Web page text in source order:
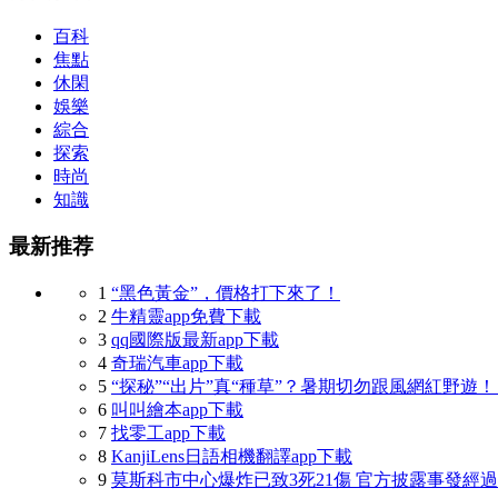
百科
焦點
休閑
娛樂
綜合
探索
時尚
知識
最新推荐
1 “黑色黃金”，價格打下來了！
2 牛精靈app免費下載
3 qq國際版最新app下載
4 奇瑞汽車app下載
5 “探秘”“出片”真“種草”？暑期切勿跟風網紅野遊
6 叫叫繪本app下載
7 找零工app下載
8 KanjiLens日語相機翻譯app下載
9 莫斯科市中心爆炸已致3死21傷 官方披露事發經過